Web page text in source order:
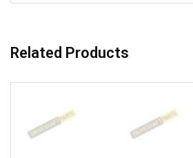
Related Products